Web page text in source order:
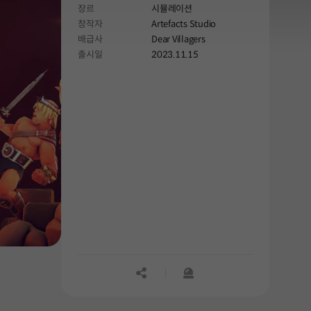
장르
시뮬레이션
창작자
Artefacts Studio
배급사
Dear Villagers
출시일
2023.11.15
공유하기신고하기